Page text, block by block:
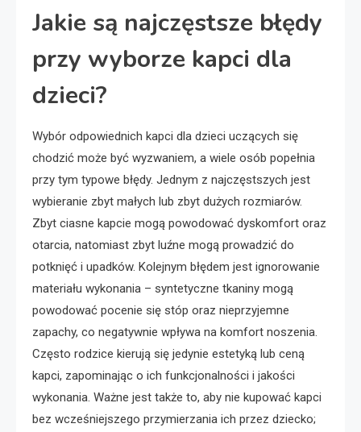
Jakie są najczęstsze błędy
przy wyborze kapci dla
dzieci?
Wybór odpowiednich kapci dla dzieci uczących się
chodzić może być wyzwaniem, a wiele osób popełnia
przy tym typowe błędy. Jednym z najczęstszych jest
wybieranie zbyt małych lub zbyt dużych rozmiarów.
Zbyt ciasne kapcie mogą powodować dyskomfort oraz
otarcia, natomiast zbyt luźne mogą prowadzić do
potknięć i upadków. Kolejnym błędem jest ignorowanie
materiału wykonania – syntetyczne tkaniny mogą
powodować pocenie się stóp oraz nieprzyjemne
zapachy, co negatywnie wpływa na komfort noszenia.
Często rodzice kierują się jedynie estetyką lub ceną
kapci, zapominając o ich funkcjonalności i jakości
wykonania. Ważne jest także to, aby nie kupować kapci
bez wcześniejszego przymierzania ich przez dziecko;